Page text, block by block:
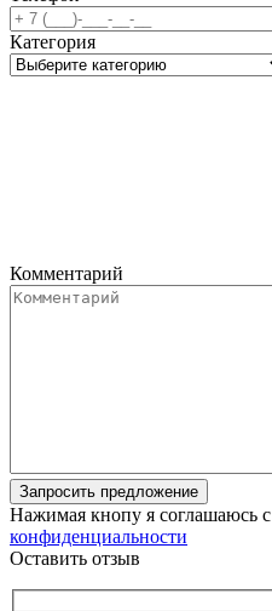
Категория
Комментарий
Запросить предложение
Нажимая кнопу я соглашаюсь с
конфиденциальности
Оставить отзыв